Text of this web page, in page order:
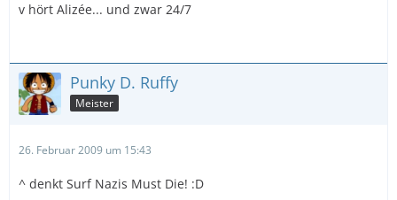
v hört Alizée... und zwar 24/7
Punky D. Ruffy
Meister
26. Februar 2009 um 15:43
^ denkt Surf Nazis Must Die! :D